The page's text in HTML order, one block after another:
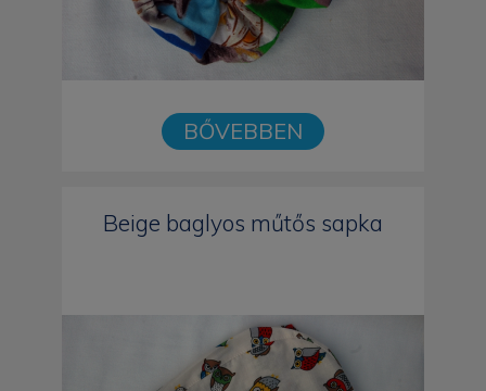
BŐVEBBEN
Beige baglyos műtős sapka